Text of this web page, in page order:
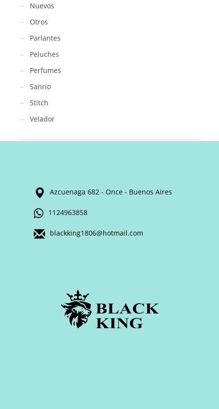
Nuevos
Otros
Parlantes
Peluches
Perfumes
Sanrio
Stitch
Velador
Azcuenaga 682 - Once - Buenos Aires
1124963858
blackking1806@hotmail.com